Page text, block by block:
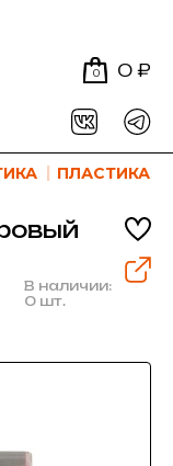
0 0 ₽
ПЛАСТИКА
В наличии:
0 шт.